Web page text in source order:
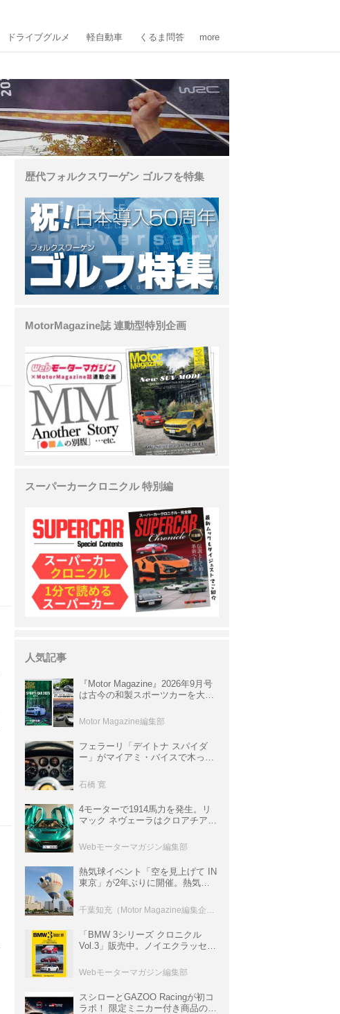
ドライブグルメ 軽自動車 くるま問答 more
歴代フォルクスワーゲン ゴルフを特集
MotorMagazine誌 連動型特別企画
スーパーカークロニクル 特別編
人気記事
『Motor Magazine』2026年9月号
は古今の和製スポーツカーを大特
情報も満載
Motor Magazine編集部
フェラーリ「デイトナ スパイダ
ー」がマイアミ・バイスで木っ端
サ」に化けた理由
石橋 寛
4モーターで1914馬力を発生。リ
マック ネヴェーラはクロアチア発
ロニクル・完全版／115】
Webモーターマガジン編集部
熱気球イベント「空を見上げて IN
東京」が2年ぶりに開催。熱気球
室などのコンテンツも
「BMW 3シリーズ クロニクル
Vol.3」販売中。ノイエクラッセか
ムック
Webモーターマガジン編集部
スシローとGAZOO Racingが初コ
ラボ！ 限定ミニカー付き商品の